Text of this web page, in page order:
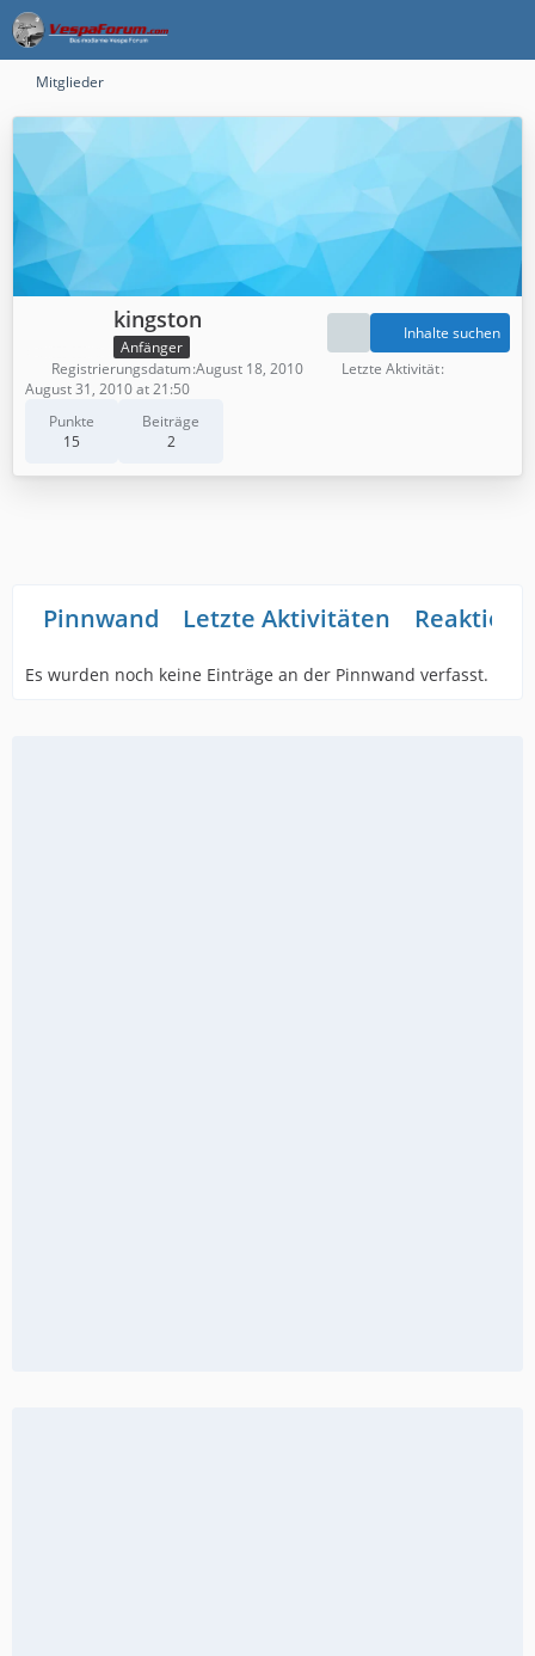
Mitglieder
kingston
Anfänger
Punkte
15
Beiträge
2
Inhalte suchen
Registrierungsdatum August 18, 2010
Letzte Aktivität
August 31, 2010 at 21:50
Pinnwand Letzte Aktivitäten
Es wurden noch keine Einträge an der Pinnwand verfasst.